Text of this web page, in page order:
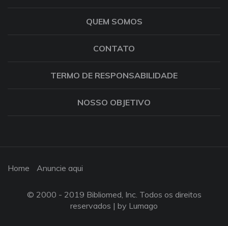
QUEM SOMOS
CONTATO
TERMO DE RESPONSABILIDADE
NOSSO OBJETIVO
Home Anuncie aqui
© 2000 - 2019 Bibliomed, Inc. Todos os direitos
reservados | by Lumago